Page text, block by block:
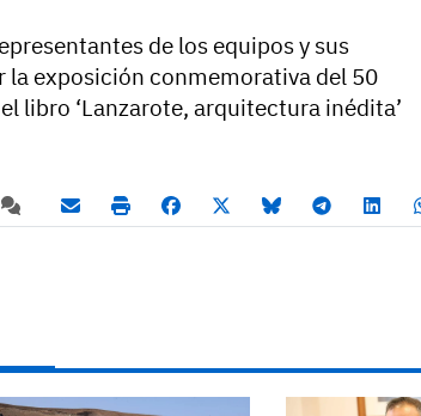
de los equipos y sus
exposición conmemorativa del 50
libro ‘Lanzarote, arquitectura inédita’